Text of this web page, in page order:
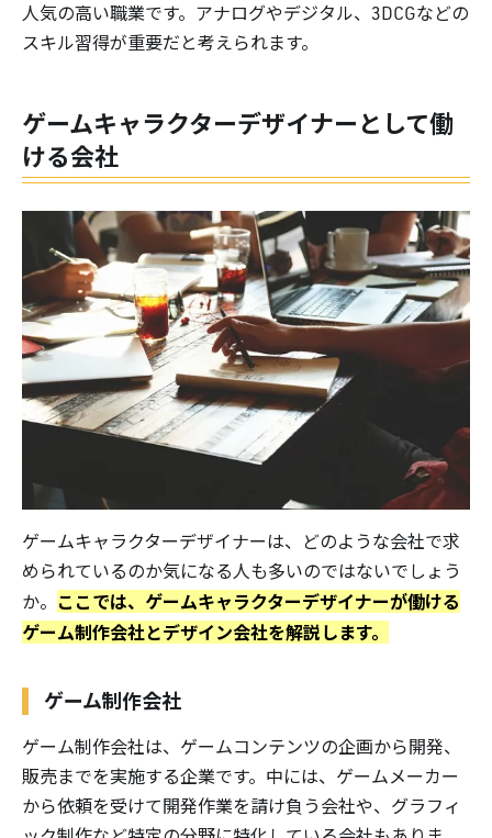
人気の高い職業です。アナログやデジタル、3DCGなどの
スキル習得が重要だと考えられます。
ゲームキャラクターデザイナーとして働
ける会社
ゲームキャラクターデザイナーは、どのような会社で求
められているのか気になる人も多いのではないでしょう
か。 ここでは、ゲームキャラクターデザイナーが働ける
ゲーム制作会社とデザイン会社を解説します。
ゲーム制作会社
ゲーム制作会社は、ゲームコンテンツの企画から開発、
販売までを実施する企業です。中には、ゲームメーカー
から依頼を受けて開発作業を請け負う会社や、グラフィ